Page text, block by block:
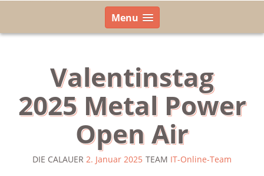
Menu
Valentinstag
2025 Metal Power
Open Air
DIE CALAUER 2. Januar 2025 TEAM IT-Online-Team